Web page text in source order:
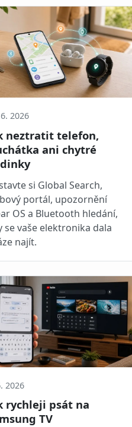
2026
neztratit telefon,
ani chytré
si Global Search,
portál, upozornění
OS a Bluetooth hledání,
se vaše elektronika dala
najít.
2026
rychleji psát na
TV